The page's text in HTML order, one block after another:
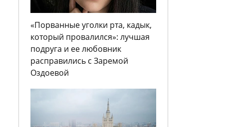
«Порванные уголки рта, кадык,
который провалился»: лучшая
подруга и ее любовник
расправились с Заремой
Оздоевой